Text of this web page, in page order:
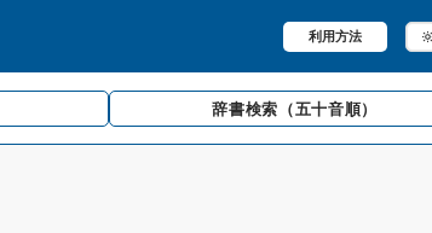
利用方法
辞書検索 （五十音順）